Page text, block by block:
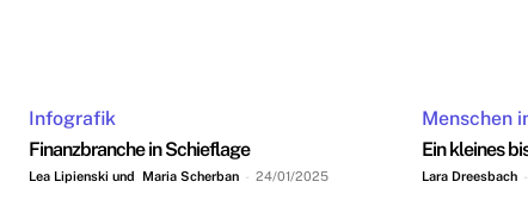
Infografik
Finanzbranche in Schieflage
Lea Lipienski und Maria Scherban - 24/01/2025
Menschen
Ein kleines
Lara Dreesbach -